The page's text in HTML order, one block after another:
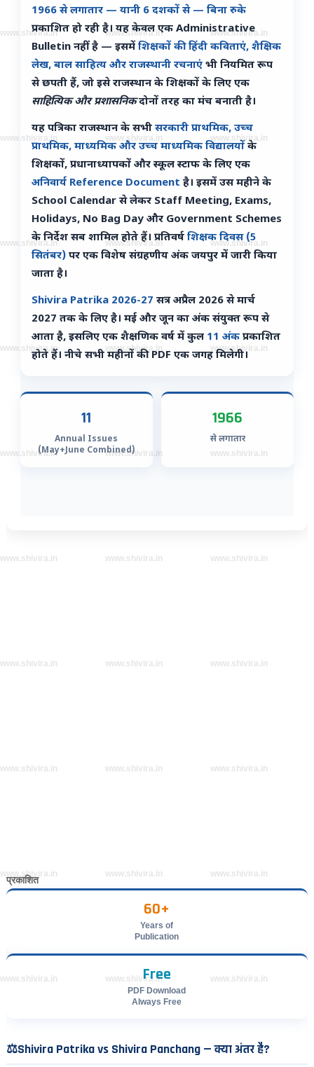
1966 से लगातार — यानी 6 दशकों से — बिना रुके
प्रकाशित हो रही है। यह केवल एक Administrative
Bulletin नहीं है — इसमें शिक्षकों की हिंदी कविताएं, शैक्षिक
लेख, बाल साहित्य और राजस्थानी रचनाएंभी नियमित रूप
से छपती हैं, जो इसे राजस्थान के शिक्षकों के लिए एक
साहित्यिक और प्रशासनिकदोनों तरह का मंच बनाती है।
यह पत्रिका राजस्थान के सभी सरकारी प्राथमिक, उच्च
प्राथमिक, माध्यमिक और उच्च माध्यमिक विद्यालयोंके
शिक्षकों, प्रधानाध्यापकों और स्कूल स्टाफ के लिए एक
अनिवार्य Reference Document है। इसमें उस महीने के
School Calendar से लेकर Staff Meeting, Exams,
Holidays, No Bag Day और Government Schemes
के निर्देश सब शामिल होते हैं। प्रतिवर्ष शिक्षक दिवस (5
सितंबर)पर एक विशेष संग्रहणीय अंक जयपुर में जारी किया
जाता है।
Shivira Patrika 2026-27 सत्र अप्रैल 2026 से मार्च
2027 तक के लिए है। मई और जून का अंक संयुक्त रूप से
आता है, इसलिए एक शैक्षणिक वर्ष में कुल 11 अंकप्रकाशित
होते हैं। नीचे सभी महीनों की PDF एक जगह मिलेगी।
11
Annual Issues
(May+June Combined)
1966
से लगातार
प्रकाशित
60+
Years of
Publication
Free
PDF Download
Always Free
⚖️Shivira Patrika vs Shivira Panchang — क्या अंतर है?
www.shivira.in
www.shivira.in
www.shivira.in
www.shivira.in
www.shivira.in
www.shivira.in
www.shivira.in
www.shivira.in
www.shivira.in
www.shivira.in
www.shivira.in
www.shivira.in
www.shivira.in
www.shivira.in
www.shivira.in
www.shivira.in
www.shivira.in
www.shivira.in
www.shivira.in
www.shivira.in
www.shivira.in
www.shivira.in
www.shivira.in
www.shivira.in
www.shivira.in
www.shivira.in
www.shivira.in
www.shivira.in
www.shivira.in
www.shivira.in